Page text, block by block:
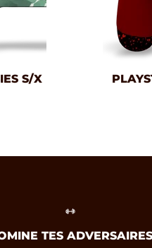
S/X
TES ADVERSAIRES